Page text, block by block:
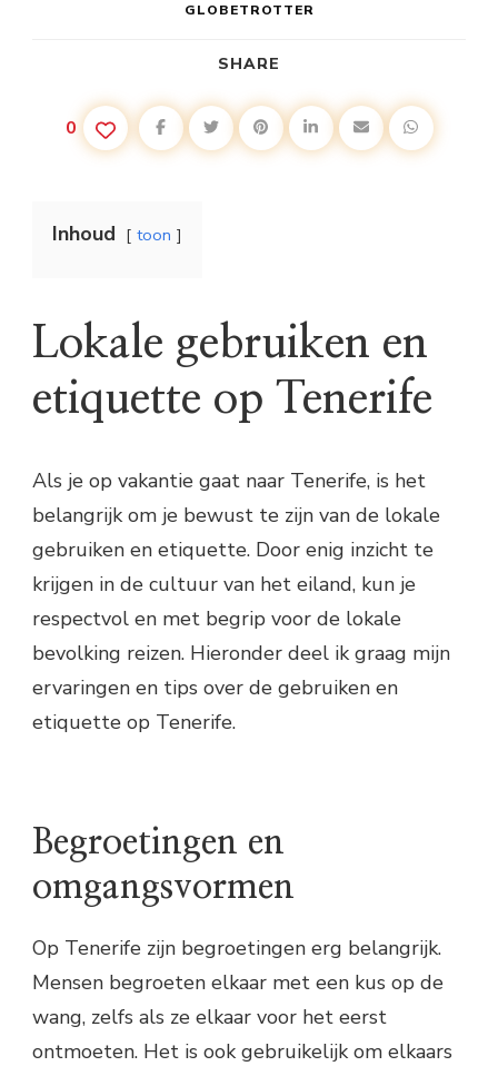
GLOBETROTTER
SHARE
0
Inhoud toon
Lokale gebruiken en
etiquette op Tenerife
Als je op vakantie gaat naar Tenerife, is het
belangrijk om je bewust te zijn van de lokale
gebruiken en etiquette. Door enig inzicht te
krijgen in de cultuur van het eiland, kun je
respectvol en met begrip voor de lokale
bevolking reizen. Hieronder deel ik graag mijn
ervaringen en tips over de gebruiken en
etiquette op Tenerife.
Begroetingen en
omgangsvormen
Op Tenerife zijn begroetingen erg belangrijk.
Mensen begroeten elkaar met een kus op de
wang, zelfs als ze elkaar voor het eerst
ontmoeten. Het is ook gebruikelijk om elkaars